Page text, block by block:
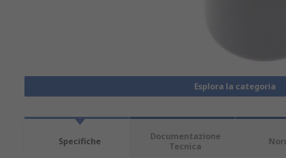
Esplora la categoria
Specifiche
Documentazione
Tecnica